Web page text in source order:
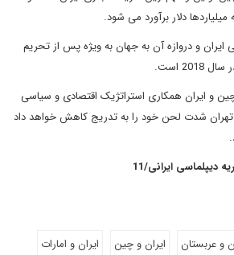
دلار برآورد می شود.
و دروازه آن به جهان به ویژه پس از تحریم
است.
و ایران همکاری استراتژیک اقتصادی و سیاسی
تهران شدت لحن خود را به تدریج کاهش خواهد داد
دیپلماسی ایرانی/11
و عربستان ایران و چین
ایران و امارات